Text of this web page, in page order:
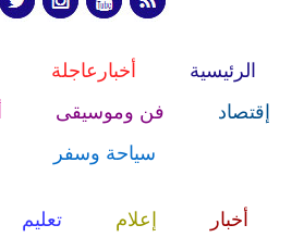
الرئيسية أخبارعاجلة
إقتصاد
فن وموسيقى
سياحة وسفر
أخبار إعلام تعليم